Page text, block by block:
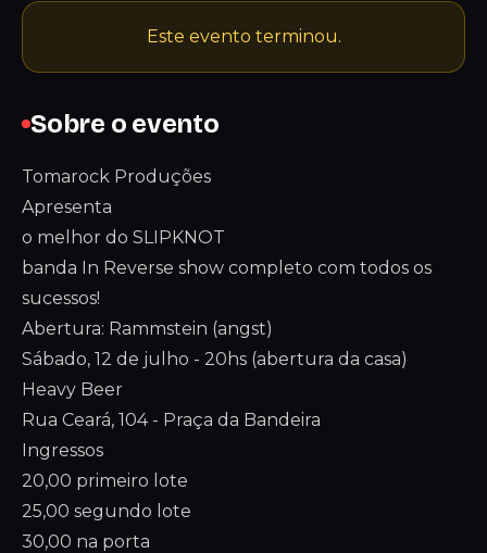
Sobre o evento
Tomarock Produções
Apresenta
o melhor do SLIPKNOT
banda In Reverse show completo com todos os
sucessos!
Abertura: Rammstein (angst)
Sábado, 12 de julho - 20hs (abertura da casa)
Heavy Beer
Rua Ceará, 104 - Praça da Bandeira
Ingressos
20,00 primeiro lote
25,00 segundo lote
30,00 na porta
Este evento terminou.